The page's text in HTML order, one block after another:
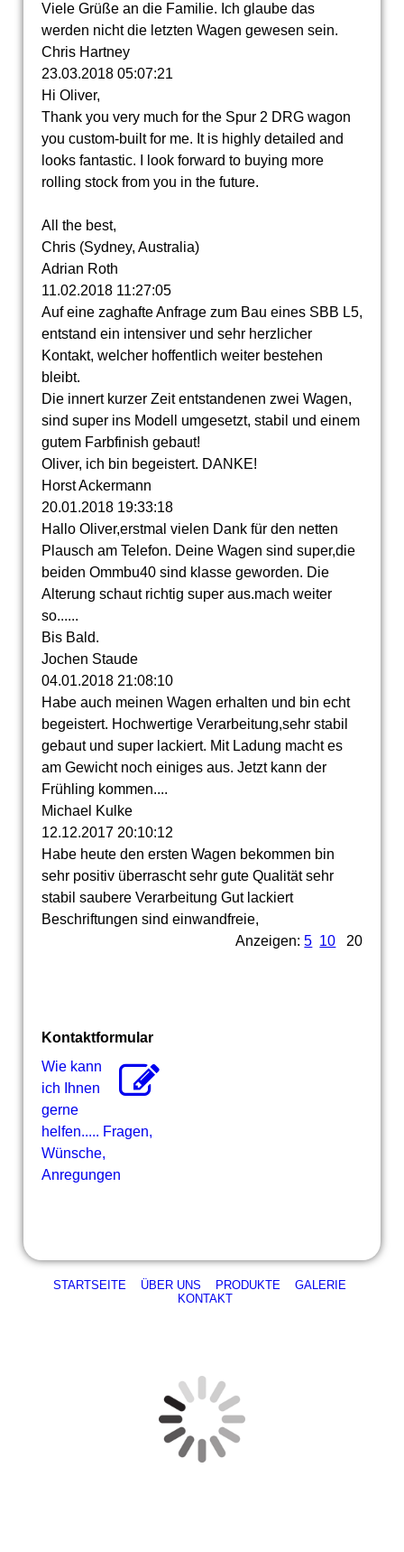
Viele Grüße an die Familie. Ich glaube das
werden nicht die letzten Wagen gewesen sein.
Chris Hartney
23.03.2018 05:07:21
Hi Oliver,
Thank you very much for the Spur 2 DRG wagon
you custom-built for me. It is highly detailed and
looks fantastic. I look forward to buying more
rolling stock from you in the future.
All the best,
Chris (Sydney, Australia)
Adrian Roth
11.02.2018 11:27:05
Auf eine zaghafte Anfrage zum Bau eines SBB L5,
entstand ein intensiver und sehr herzlicher
Kontakt, welcher hoffentlich weiter bestehen
bleibt.
Die innert kurzer Zeit entstandenen zwei Wagen,
sind super ins Modell umgesetzt, stabil und einem
gutem Farbfinish gebaut!
Oliver, ich bin begeistert. DANKE!
Horst Ackermann
20.01.2018 19:33:18
Hallo Oliver,erstmal vielen Dank für den netten
Plausch am Telefon. Deine Wagen sind super,die
beiden Ommbu40 sind klasse geworden. Die
Alterung schaut richtig super aus.mach weiter
so......
Bis Bald.
Jochen Staude
04.01.2018 21:08:10
Habe auch meinen Wagen erhalten und bin echt
begeistert. Hochwertige Verarbeitung,sehr stabil
gebaut und super lackiert. Mit Ladung macht es
am Gewicht noch einiges aus. Jetzt kann der
Frühling kommen....
Michael Kulke
12.12.2017 20:10:12
Habe heute den ersten Wagen bekommen bin
sehr positiv überrascht sehr gute Qualität sehr
stabil saubere Verarbeitung Gut lackiert
Beschriftungen sind einwandfreie,
Anzeigen:5 10 20
Kontaktformular
Wie kann
ich Ihnen
gerne
helfen..... Fragen,
Wünsche,
Anregungen
STARTSEITE ÜBER UNS PRODUKTE
GALERIE
KONTAKT